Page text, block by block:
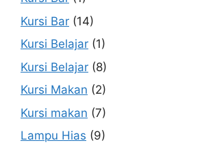
Kursi Bar (14)
Kursi Belajar (1)
Kursi Belajar (8)
Kursi Makan (2)
Kursi makan (7)
Lampu Hias (9)